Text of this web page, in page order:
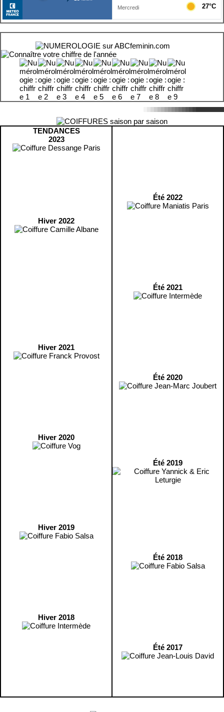
TENDANCES
2023
Hiver 2022
Hiver 2021
Hiver 2020
Hiver 2019
Hiver 2018
Été 2022
Été 2021
Été 2020
Été 2019
Été 2018
Été 2017